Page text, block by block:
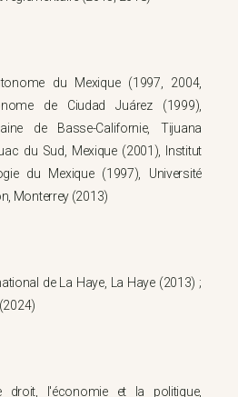
du Mexique (1997, 2004,
de Ciudad Juárez (1999),
de Basse-Californie, Tijuana
du Sud, Mexique (2001), Institut
du Mexique (1997), Université
Monterrey (2013)
de La Haye, La Haye (2013) ;
droit, l'économie et la politique,